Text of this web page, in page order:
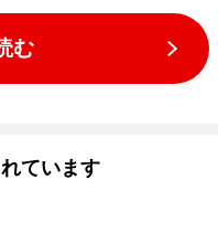
む
ています